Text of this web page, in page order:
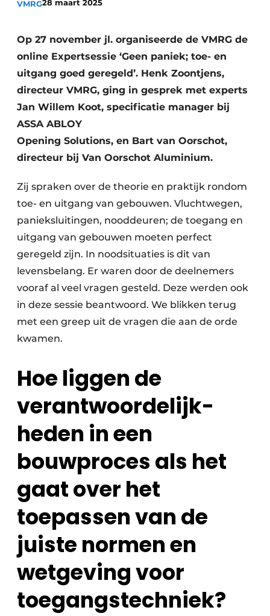
Podcasts
Vacature aanmelden
Vacatures
Video’s
VMRG28 maart 2025
Op 27 november jl. organiseerde de VMRG de
online Expertsessie ‘Geen paniek; toe- en
uitgang goed geregeld’. Henk Zoontjens,
directeur VMRG, ging in gesprek met experts
Jan Willem Koot, specificatie manager bij
ASSA ABLOY
Opening Solutions, en Bart van Oorschot,
directeur bij Van Oorschot Aluminium.
Zij spraken over de theorie en praktijk rondom
toe- en uitgang van gebouwen. Vluchtwegen,
panieksluitingen, nooddeuren; de toegang en
uitgang van gebouwen moeten perfect
geregeld zijn. In noodsituaties is dit van
levensbelang. Er waren door de deelnemers
vooraf al veel vragen gesteld. Deze werden ook
in deze sessie beantwoord. We blikken terug
met een greep uit de vragen die aan de orde
kwamen.
Hoe liggen de
verantwoordelijk-
heden in een
bouwproces als het
gaat over het
toepassen van de
juiste normen en
wetgeving voor
toegangstechniek?